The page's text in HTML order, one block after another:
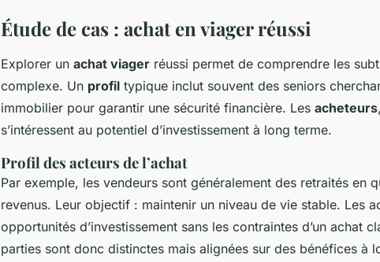
Étude de cas : achat en viager réussi
Explorer un achat viager réussi permet de comprendre les
complexe. Un profil typique inclut souvent des seniors
immobilier pour garantir une sécurité financière. Les acheteurs
s’intéressent au potentiel d’investissement à long terme.
Profil des acteurs de l’achat
Par exemple, les vendeurs sont généralement des retraités en
revenus. Leur objectif : maintenir un niveau de vie stable. Les
opportunités d’investissement sans les contraintes d’un achat
parties sont donc distinctes mais alignées sur des bénéfices à